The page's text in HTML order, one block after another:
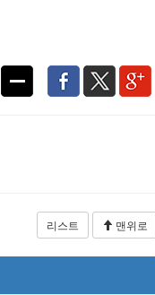
리스트 맨위로